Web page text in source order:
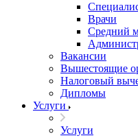
Врачи
Средний
Вакансии
Вышестоящие
Налоговый
Дипломы
Услуги
Услуги